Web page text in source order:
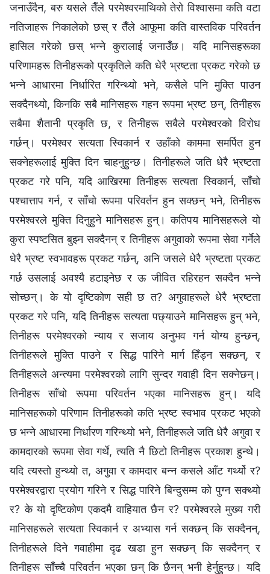
जनाउँदैन, बरु यसले तैँले परमेश्‍वरमाथिको तेरो विश्‍वासमा कति वटा
नतिजाहरू निकालेको छस् र तैँले आफूमा कति वास्तविक परिवर्तन
हासिल गरेको छस् भन्‍ने कुरालाई जनाउँछ। यदि मानिसहरूका
परिणामहरू तिनीहरूको प्रकृतिले कति धेरै भ्रष्टता प्रकट गरेको छ
भन्‍ने आधारमा निर्धारित गरिन्थ्यो भने, कसैले पनि मुक्ति पाउन
सक्दैनथ्यो, किनकि सबै मानिसहरू गहन रूपमा भ्रष्ट छन्, तिनीहरू
सबैमा शैतानी प्रकृति छ, र तिनीहरू सबैले परमेश्‍वरको विरोध
गर्छन्। परमेश्‍वर सत्यता स्विकार्न र उहाँको काममा समर्पित हुन
सक्‍नेहरूलाई मुक्ति दिन चाहनुहुन्छ। तिनीहरूले जति धेरै भ्रष्टता
प्रकट गरे पनि, यदि आखिरमा तिनीहरू सत्यता स्विकार्न, साँचो
पश्‍चात्ताप गर्न, र साँचो रूपमा परिवर्तन हुन सक्छन् भने, तिनीहरू
परमेश्‍वरले मुक्ति दिनुहुने मानिसहरू हुन्। कतिपय मानिसहरूले यो
कुरा स्पष्टसित बुझ्न सक्दैनन् र तिनीहरू अगुवाको रूपमा सेवा गर्नेले
धेरै भ्रष्ट स्वभावहरू प्रकट गर्छन्, अनि जसले धेरै भ्रष्टता प्रकट
गर्छ उसलाई अवश्यै हटाइनेछ र ऊ जीवित रहिरहन सक्दैन भन्‍ने
सोच्छन्। के यो दृष्टिकोण सही छ त? अगुवाहरूले धेरै भ्रष्टता
प्रकट गरे पनि, यदि तिनीहरू सत्यता पछ्याउने मानिसहरू हुन् भने,
तिनीहरू परमेश्‍वरको न्याय र सजाय अनुभव गर्न योग्य हुन्छन्,
तिनीहरूले मुक्ति पाउने र सिद्ध पारिने मार्ग हिँड्न सक्छन्, र
तिनीहरूले अन्त्यमा परमेश्‍वरको लागि सुन्दर गवाही दिन सक्नेछन्।
तिनीहरू साँचो रूपमा परिवर्तन भएका मानिसहरू हुन्। यदि
मानिसहरूको परिणाम तिनीहरूको कति भ्रष्ट स्वभाव प्रकट भएको
छ भन्‍ने आधारमा निर्धारण गरिन्थ्यो भने, तिनीहरूले जति धेरै अगुवा र
कामदारको रूपमा सेवा गर्थे, त्यति नै छिटो तिनीहरू प्रकाश हुन्थे।
यदि त्यस्तो हुन्थ्यो त, अगुवा र कामदार बन्‍न कसले आँट गर्थ्यो र?
परमेश्‍वरद्वारा प्रयोग गरिने र सिद्ध पारिने बिन्दुसम्म को पुग्न सक्थ्यो
र? के यो दृष्टिकोण एकदमै वाहियात छैन र? परमेश्‍वरले मुख्य गरी
मानिसहरूले सत्यता स्विकार्न र अभ्यास गर्न सक्छन् कि सक्दैनन्,
तिनीहरूले दिने गवाहीमा दृढ खडा हुन सक्छन् कि सक्दैनन् र
तिनीहरू साँच्चै परिवर्तन भएका छन् कि छैनन् भनी हेर्नुहुन्छ। यदि